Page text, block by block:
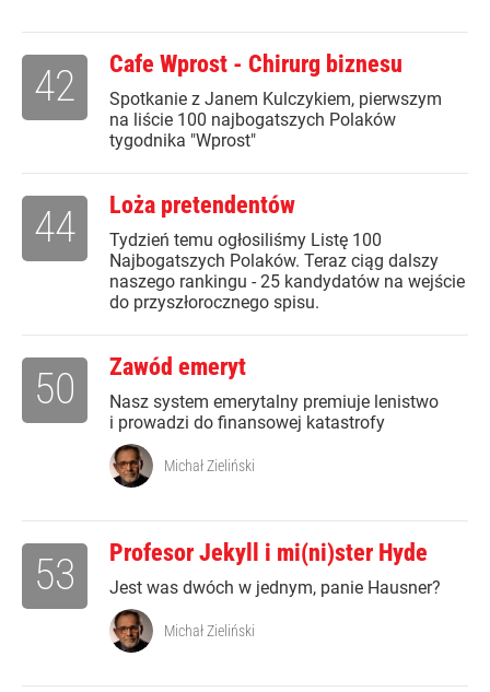
Cafe Wprost - Chirurg biznesu
Spotkanie z Janem Kulczykiem, pierwszym
na liście 100 najbogatszych Polaków
tygodnika "Wprost"
42
Loża pretendentów
Tydzień temu ogłosiliśmy Listę 100
Najbogatszych Polaków. Teraz ciąg dalszy
naszego rankingu - 25 kandydatów na wejście
do przyszłorocznego spisu.
44
Zawód emeryt
Nasz system emerytalny premiuje lenistwo
i prowadzi do finansowej katastrofy
50
Michał Zieliński
Profesor Jekyll i mi(ni)ster Hyde
Jest was dwóch w jednym, panie Hausner?
53
Michał Zieliński